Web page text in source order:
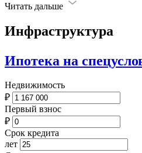
Читать дальше
Инфраструктура
Ипотека на
Недвижимость
₽
Первый взнос
₽
Срок кредита
лет